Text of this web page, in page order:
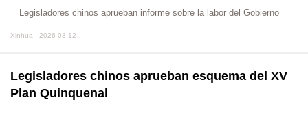
Legisladores chinos aprueban informe sobre la labor del Gobierno
Xinhua 2026-03-12
Legisladores chinos aprueban esquema del XV
Plan Quinquenal